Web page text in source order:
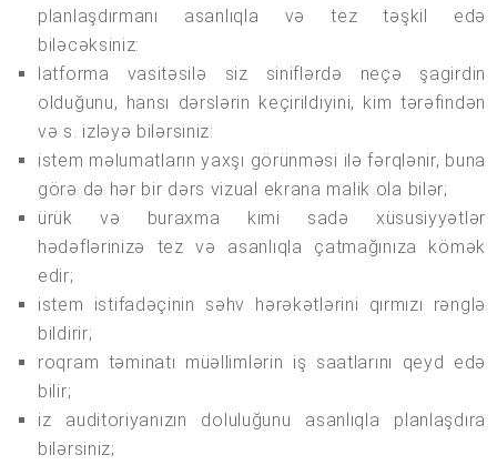
planlaşdırmanı asanlıqla və tez təşkil edə
biləcəksiniz:
latforma vasitəsilə siz siniflərdə neçə şagirdin
olduğunu, hansı dərslərin keçirildiyini, kim tərəfindən
və s. izləyə bilərsiniz:
istem məlumatların yaxşı görünməsi ilə fərqlənir, buna
görə də hər bir dərs vizual ekrana malik ola bilər;
ürük və buraxma kimi sadə xüsusiyyətlər
hədəflərinizə tez və asanlıqla çatmağınıza kömək
edir;
istem istifadəçinin səhv hərəkətlərini qırmızı rənglə
bildirir;
roqram təminatı müəllimlərin iş saatlarını qeyd edə
bilir;
iz auditoriyanızın doluluğunu asanlıqla planlaşdıra
bilərsiniz;